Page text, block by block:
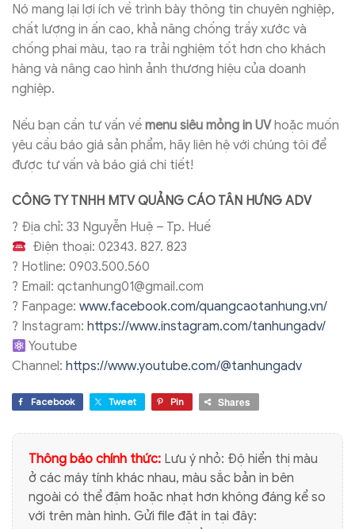
Nó mang lại lợi ích về trình bày thông tin chuyên nghiệp,
chất lượng in ấn cao, khả năng chống trầy xước và
chống phai màu, tạo ra trải nghiệm tốt hơn cho khách
hàng và nâng cao hình ảnh thương hiệu của doanh
nghiệp.
Nếu bạn cần tư vấn về menu siêu mỏng in UVhoặc muốn
yêu cầu báo giá sản phẩm, hãy liên hệ với chúng tôi để
được tư vấn và báo giá chi tiết!
CÔNG TY TNHH MTV QUẢNG CÁO TÂN HƯNG ADV
? Địa chỉ: 33 Nguyễn Huệ – Tp. Huế
Điện thoại: 02343. 827. 823
? Hotline: 0903.500.560
? Email: qctanhung01@gmail.com
? Fanpage: www.facebook.com/quangcaotanhung.vn/
? Instagram: https://www.instagram.com/tanhungadv/
Youtube
Channel: https://www.youtube.com/@tanhungadv
Facebook Tweet Pin Shares
Thông báo chính thức: Lưu ý nhỏ: Độ hiển thị màu
ở các máy tính khác nhau, màu sắc bản in bên
ngoài có thể đậm hoặc nhạt hơn không đáng kể so
với trên màn hình. Gửi file đặt in tại đây: